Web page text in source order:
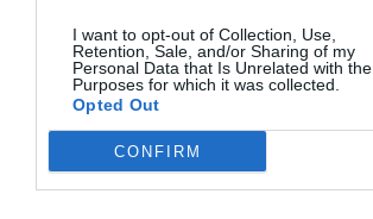
I want to opt-out of Collection, Use,
Retention, Sale, and/or Sharing of my
Personal Data that Is Unrelated with the
Purposes for which it was collected.
Opted Out
CONFIRM